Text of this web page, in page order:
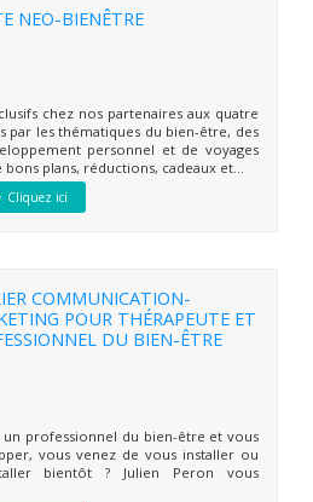
NEO-BIENÊTRE
chez nos partenaires aux quatre
par les thématiques du bien-être, des
personnel et de voyages
plans, réductions, cadeaux et...
Cliquez ici
COMMUNICATION-
POUR THÉRAPEUTE ET
DU BIEN-ÊTRE
professionnel du bien-être et vous
vous venez de vous installer ou
bientôt ? Julien Peron vous